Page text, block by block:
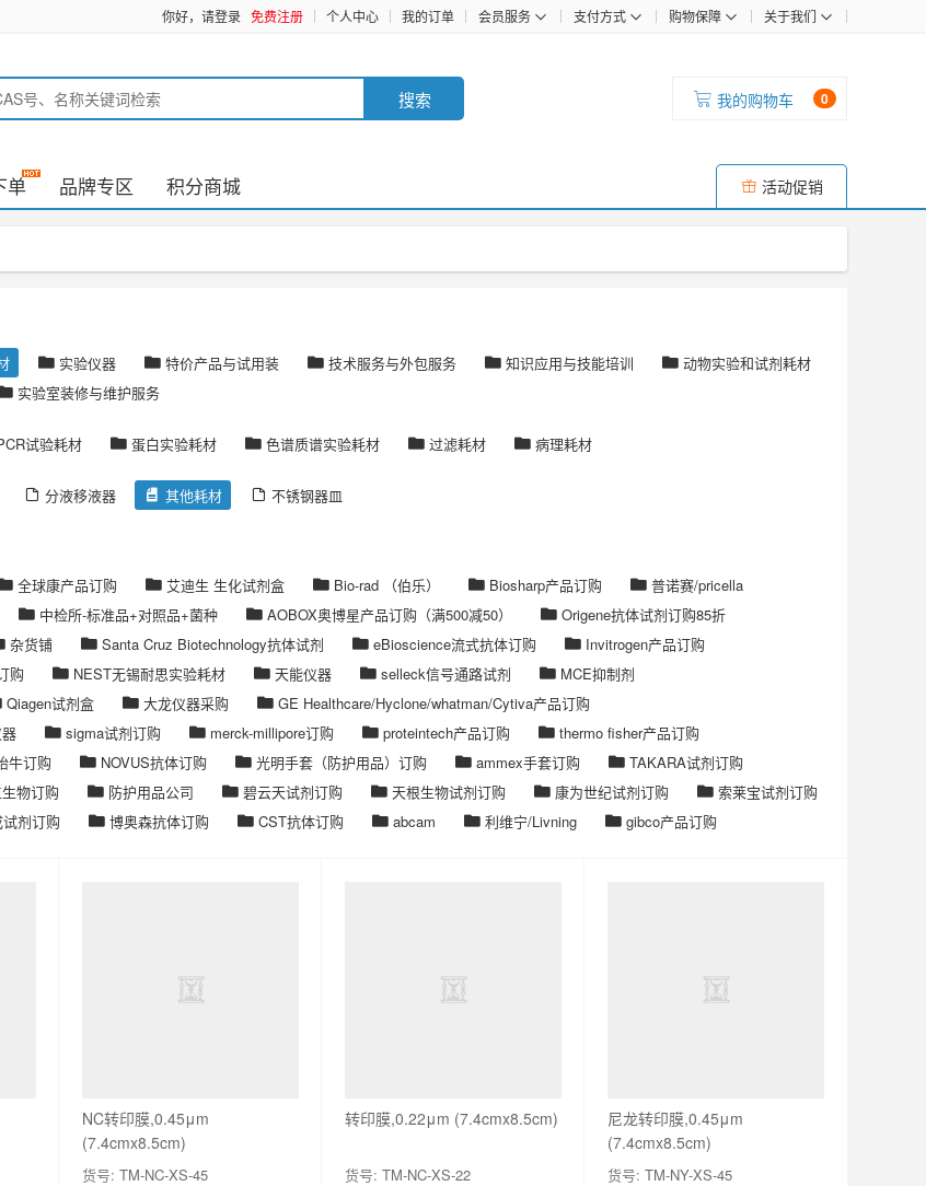
你好，请登录 免费注册 个人中心 我的订单 会员服务 支付方式 购物保障 关于我们
搜索 我的购物车 0
单 品牌专区 积分商城 活动促销
实验仪器 特价产品与试用装 技术服务与外包服务 知识应用与技能培训
动物实验和试剂耗材
实验室装修与维护服务
试验耗材 蛋白实验耗材 色谱质谱实验耗材 过滤耗材 病理耗材
分液移液器 其他耗材 不锈钢器皿
全球康产品订购 艾迪生 生化试剂盒 Bio-rad （伯乐） Biosharp产品订购
普诺赛/pricella
中检所-标准品+对照品+菌种 AOBOX奥博星产品订购（满500减50）
Origene抗体试剂订购85折
杂货铺 Santa Cruz Biotechnology抗体试剂 eBioscience流式抗体订购
Invitrogen产品订购
购 NEST无锡耐思实验耗材 天能仪器 selleck信号通路试剂
MCE抑制剂
Qiagen试剂盒 大龙仪器采购
GE Healthcare/Hyclone/whatman/Cytiva产品订购
sigma试剂订购 merck-millipore订购 proteintech产品订购
thermo fisher产品订购
牛订购 NOVUS抗体订购 光明手套（防护用品）订购 ammex手套订购
TAKARA试剂订购
物订购 防护用品公司 碧云天试剂订购 天根生物试剂订购 康为世纪试剂订购
索莱宝试剂订购
剂订购 博奥森抗体订购 CST抗体订购 abcam 利维宁/Livning gibco产品订购
NC转印膜,0.45μm
(7.4cmx8.5cm)
货号: TM-NC-XS-45
转印膜,0.22μm (7.4cmx8.5cm)
货号: TM-NC-XS-22
尼龙转印膜,0.45μm
(7.4cmx8.5cm)
货号: TM-NY-XS-45